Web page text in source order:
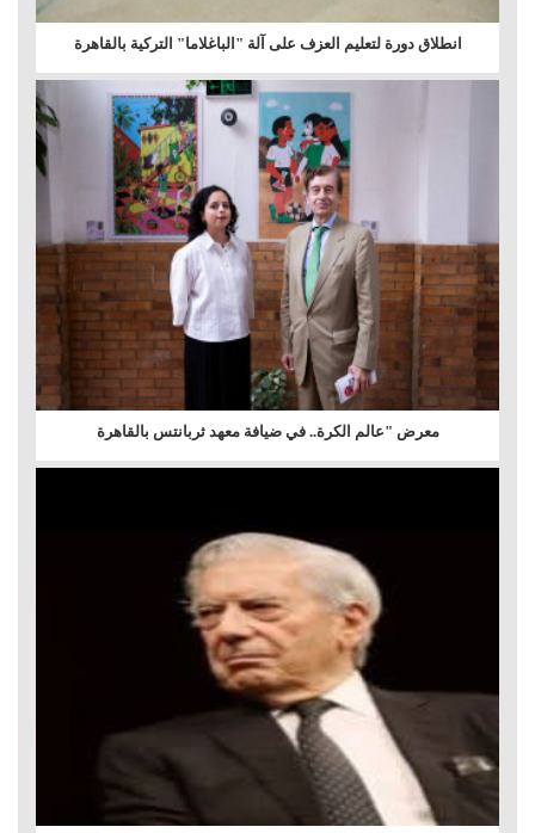
انطلاق دورة لتعليم العزف على آلة "الباغلاما" التركية بالقاهرة
معرض "عالم الكرة.. في ضيافة معهد ثربانتس بالقاهرة